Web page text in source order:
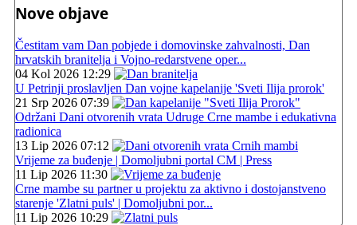
Nove objave
Čestitam vam Dan pobjede i domovinske zahvalnosti, Dan
hrvatskih branitelja i Vojno-redarstvene oper...
04 Kol 2026 12:29
U Petrinji proslavljen Dan vojne kapelanije 'Sveti Ilija prorok'
21 Srp 2026 07:39
Održani Dani otvorenih vrata Udruge Crne mambe i edukativna
radionica
13 Lip 2026 07:12
Vrijeme za buđenje | Domoljubni portal CM | Press
11 Lip 2026 11:30
Crne mambe su partner u projektu za aktivno i dostojanstveno
starenje 'Zlatni puls' | Domoljubni por...
11 Lip 2026 10:29